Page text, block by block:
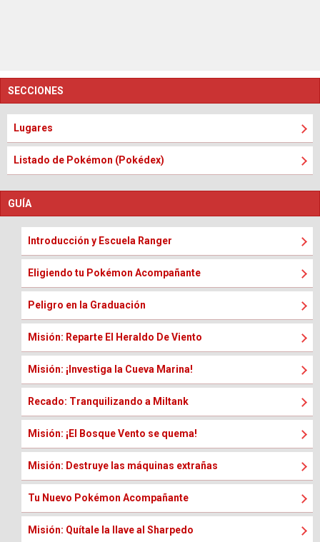
SECCIONES
Lugares
Listado de Pokémon (Pokédex)
GUÍA
Introducción y Escuela Ranger
Eligiendo tu Pokémon Acompañante
Peligro en la Graduación
Misión: Reparte El Heraldo De Viento
Misión: ¡Investiga la Cueva Marina!
Recado: Tranquilizando a Miltank
Misión: ¡El Bosque Vento se quema!
Misión: Destruye las máquinas extrañas
Tu Nuevo Pokémon Acompañante
Misión: Quítale la llave al Sharpedo